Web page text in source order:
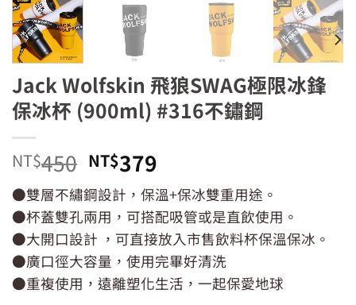
Jack Wolfskin 飛狼SWAG極限冰鋒
保冰杯 (900ml) #316不鏽鋼
NT$450 原
始
價
格：
NT$450。
NT$379目
前
價
格：
NT$379。
●雙層不繡鋼設計，保溫+保冰雙重用途。
●杯蓋雙孔兩用，可搭配吸管或是直飲使用。
●大開口設計 ，可直接放入市售飲料杯保溫保冰。
●廣口徑大容量，使用完畢好清洗
●重複使用，遠離塑化生活，一起保愛地球